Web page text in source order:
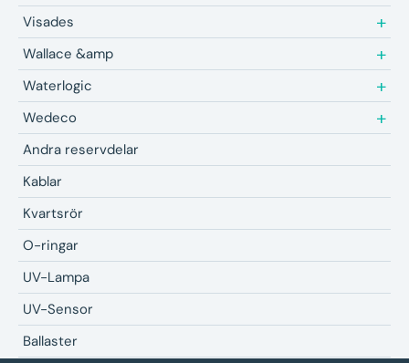
Andra reservdelar
Kablar
Kvartsrör
O-ringar
UV-Lampa
UV-Sensor
Ballaster
Visades
Wallace &amp
Waterlogic
Wedeco